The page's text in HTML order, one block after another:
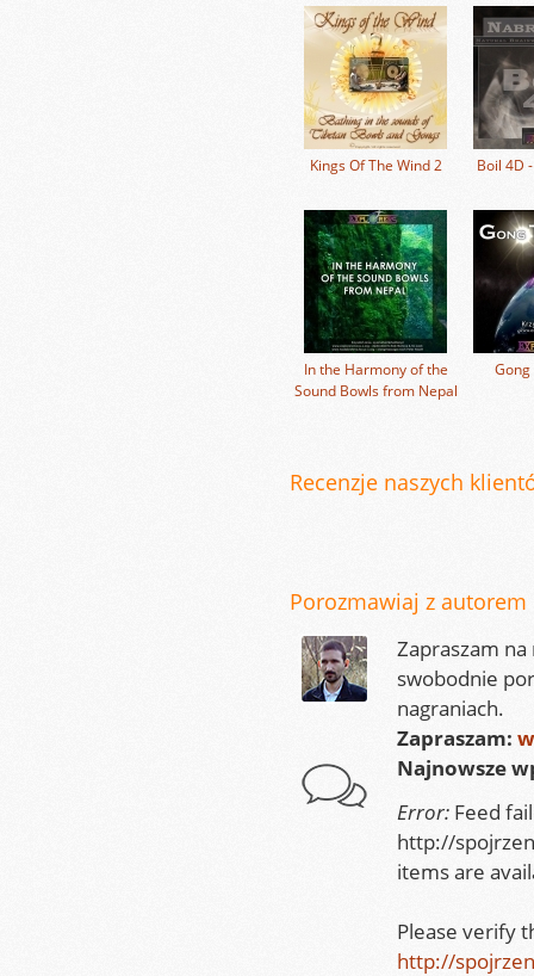
Kings Of The Wind 2 Boil 4D
In the Harmony of the
Sound Bowls from Nepal
Recenzje naszych
Porozmawiaj z autorem
Zapraszam
swobodnie
nagraniach.
Zapraszam:
Najnowsze
Error: Feed
http://
items are
Please verify
http://